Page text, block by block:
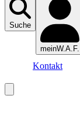
Suche
meinW.A.F.
Kontakt